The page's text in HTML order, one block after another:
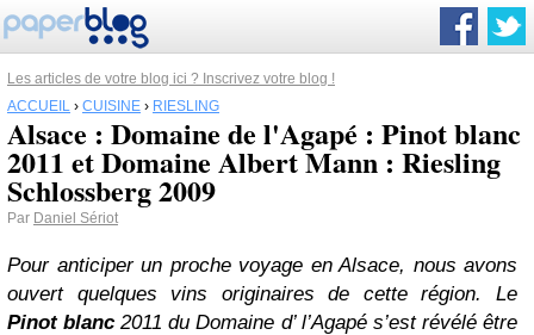
Les articles de votre blog ici ? Inscrivez votre blog !
ACCUEIL › CUISINE › RIESLING
Alsace : Domaine de l'Agapé : Pinot blanc
2011 et Domaine Albert Mann : Riesling
Schlossberg 2009
Par Daniel Sériot
Pour anticiper un proche voyage en Alsace, nous avons
ouvert quelques vins originaires de cette région. Le
Pinot blanc 2011 du Domaine d’ l’Agapé s’est révélé être